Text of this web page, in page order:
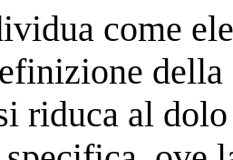
come
della
riduca al